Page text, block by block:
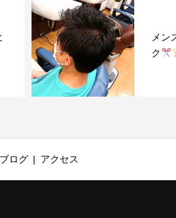
メン
ク
ログ アクセス